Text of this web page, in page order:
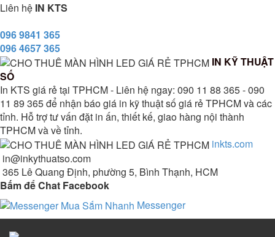
Liên hệ IN KTS
096 9841 365
096 4657 365
IN KỸ THUẬT
SỐ
In KTS giá rẻ tại TPHCM - Liên hệ ngay: 090 11 88 365 - 090
11 89 365 để nhận báo giá in kỹ thuật số giá rẻ TPHCM và các
tỉnh. Hỗ trợ tư vấn đặt in ấn, thiết kế, giao hàng nội thành
TPHCM và về tỉnh.
inkts.com
in@inkythuatso.com
365 Lê Quang Định, phường 5, Bình Thạnh, HCM
Bấm để Chat Facebook
Messenger